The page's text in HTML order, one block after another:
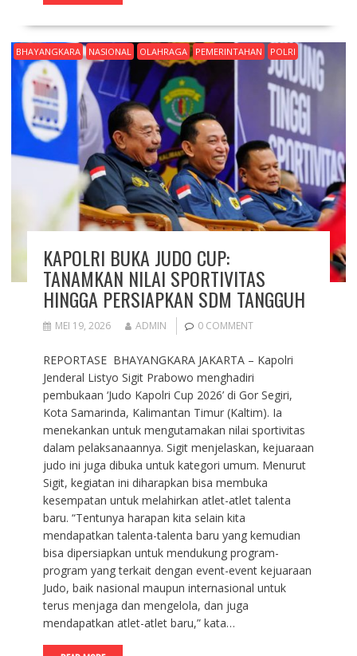
BHAYANGKARA NASIONAL OLAHRAGA PEMERINTAHAN POLRI
KAPOLRI BUKA JUDO CUP:
TANAMKAN NILAI SPORTIVITAS
HINGGA PERSIAPKAN SDM TANGGUH
MEI 19, 2026 ADMIN 0 COMMENT
REPORTASE BHAYANGKARA JAKARTA – Kapolri
Jenderal Listyo Sigit Prabowo menghadiri
pembukaan ‘Judo Kapolri Cup 2026’ di Gor Segiri,
Kota Samarinda, Kalimantan Timur (Kaltim). Ia
menekankan untuk mengutamakan nilai sportivitas
dalam pelaksanaannya. Sigit menjelaskan, kejuaraan
judo ini juga dibuka untuk kategori umum. Menurut
Sigit, kegiatan ini diharapkan bisa membuka
kesempatan untuk melahirkan atlet-atlet talenta
baru. “Tentunya harapan kita selain kita
mendapatkan talenta-talenta baru yang kemudian
bisa dipersiapkan untuk mendukung program-
program yang terkait dengan event-event kejuaraan
Judo, baik nasional maupun internasional untuk
terus menjaga dan mengelola, dan juga
mendapatkan atlet-atlet baru,” kata…